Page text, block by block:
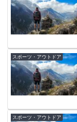
スポーツ・アウトドア
スポーツ・アウトドア